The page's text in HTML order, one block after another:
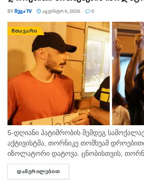
BYᲛᲔᲒᲐ TV ᲐᲒᲕᲘᲡᲢᲝ 6, 2026 0
ᲛᲗᲐᲕᲐᲠᲘ
5-დღიანი პატიმრობის შემდეგ
აქტივისტმა, თორნიკე თოშხუამ
იზოლატორი დატოვა. ცნობისთვის,
პოლიციამ 31 ივლისს, თბილისის
დააკავა. მას ხელში ეკავა ბანერი "ბიძინა
ᲓᲐᲬᲕᲠᲘᲚᲔᲑᲘᲗ